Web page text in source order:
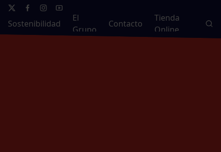
Sostenibilidad
El
Grupo
Contacto
Tienda
Online